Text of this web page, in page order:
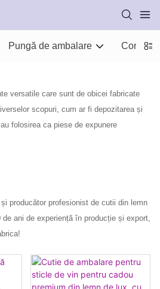
Pungă de ambalare
versatile care sunt de obicei fabricate
scopuri, cum ar fi depozitarea și
folosirea ca piese de expunere
și producător profesionist de cutii din lemn
ani de experiență în producție și export,